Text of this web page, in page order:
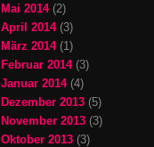
Mai 2014(2)
April 2014(3)
März 2014(1)
Februar 2014(3)
Januar 2014(4)
Dezember 2013 (5)
November 2013 (3)
Oktober 2013 (3)